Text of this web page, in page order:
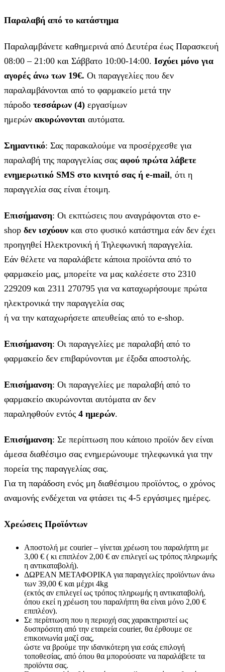
Παραλαβή από το κατάστημα
Παραλαμβάνετε καθημερινά από Δευτέρα έως Παρασκευή
08:00 – 21:00 και Σάββατο 10:00-14:00. Ισχύει μόνο για
αγορές άνω των 19€. Οι παραγγελίες που δεν
παραλαμβάνονται από το φαρμακείο μετά την
πάροδο τεσσάρων (4) εργασίμων
ημερών ακυρώνονται αυτόματα.
Σημαντικό: Σας παρακαλούμε να προσέρχεσθε για
παραλαβή της παραγγελίας σας αφού πρώτα λάβετε
ενημερωτικό SMS στο κινητό σας ή e-mail, ότι η
παραγγελία σας είναι έτοιμη.
Επισήμανση: Οι εκπτώσεις που αναγράφονται στο e-
shop δεν ισχύουν και στο φυσικό κατάστημα εάν δεν έχει
προηγηθεί Ηλεκτρονική ή Τηλεφωνική παραγγελία.
Εάν θέλετε να παραλάβετε κάποια προϊόντα από το
φαρμακείο μας, μπορείτε να μας καλέσετε στο 2310
229209 και 2311 270795 για να καταχωρήσουμε πρώτα
ηλεκτρονικά την παραγγελία σας
ή να την καταχωρήσετε απευθείας από το e-shop.
Επισήμανση: Οι παραγγελίες με παραλαβή από το
φαρμακείο δεν επιβαρύνονται με έξοδα αποστολής.
Επισήμανση: Οι παραγγελίες με παραλαβή από το
φαρμακείο ακυρώνονται αυτόματα αν δεν
παραληφθούν εντός 4 ημερών.
Επισήμανση: Σε περίπτωση που κάποιο προϊόν δεν είναι
άμεσα διαθέσιμο σας ενημερώνουμε τηλεφωνικά για την
πορεία της παραγγελίας σας.
Για τη παράδοση ενός μη διαθέσιμου προϊόντος, ο χρόνος
αναμονής ενδέχεται να φτάσει τις 4-5 εργάσιμες ημέρες.
Χρεώσεις Προϊόντων
Αποστολή με courier – γίνεται χρέωση του παραλήπτη με
3,00 € ( κι επιπλέον 2,00 € αν επιλεγεί ως τρόπος πληρωμής
η αντικαταβολή).
ΔΩΡΕΑΝ ΜΕΤΑΦΟΡΙΚΑ για παραγγελίες προϊόντων άνω
των 39,00 € και μέχρι 4kg
(εκτός αν επιλεγεί ως τρόπος πληρωμής η αντικαταβολή,
όπου εκεί η χρέωση του παραλήπτη θα είναι μόνο 2,00 €
επιπλέον).
Σε περίπτωση που η περιοχή σας χαρακτηριστεί ως
δυσπρόσιτη από την εταιρεία courier, θα έρθουμε σε
επικοινωνία μαζί σας,
ώστε να βρούμε την ιδανικότερη για εσάς επιλογή
τοποθεσίας, από όπου θα μπορούσατε να παραλάβετε τα
προϊόντα σας.